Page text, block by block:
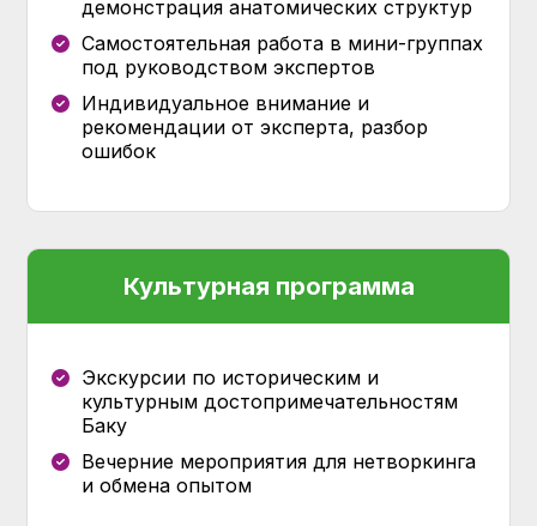
демонстрация анатомических структур
Самостоятельная работа в мини-группах
под руководством экспертов
Индивидуальное внимание и
рекомендации от эксперта, разбор
ошибок
Культурная программа
Экскурсии по историческим и
культурным достопримечательностям
Баку
Вечерние мероприятия для нетворкинга
и обмена опытом